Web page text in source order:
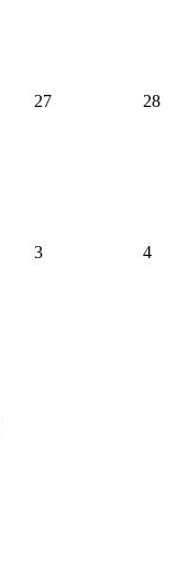
27 28
3
4